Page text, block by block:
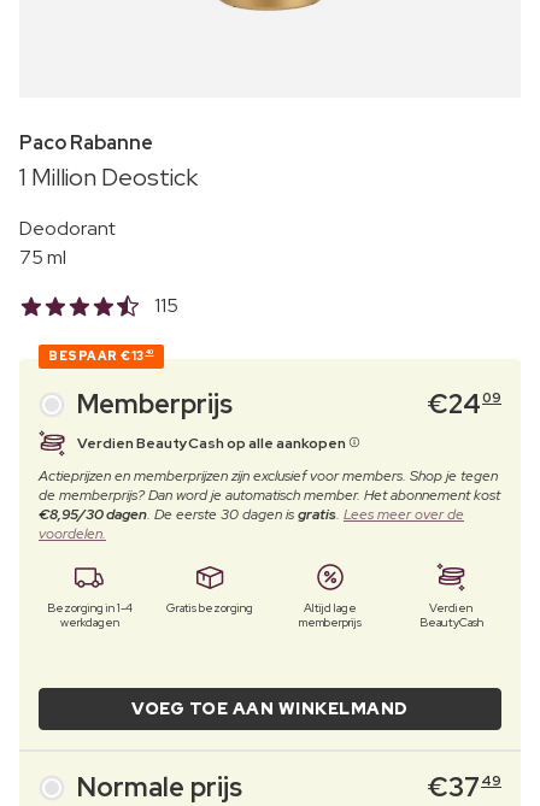
Paco Rabanne
1 Million Deostick
Deodorant
75 ml
115
BESPAAR €13 40
Memberprijs €2409
Verdien BeautyCash op alle aankopen
Actieprijzen en memberprijzen zijn exclusief voor members. Shop je tegen
de memberprijs? Dan word je automatisch member. Het abonnement kost
€8,95/30 dagen. De eerste 30 dagen isgratis. Lees meer over de
voordelen.
Bezorging in 1-4
werkdagen
Gratis bezorging
Altijd lage
memberprijs
Verdien
BeautyCash
VOEG TOE AAN WINKELMAND
Normale prijs €37 49